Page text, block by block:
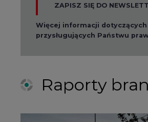
ZAPISZ SIĘ DO
Więcej informacji
przysługujących Państwu
Raporty